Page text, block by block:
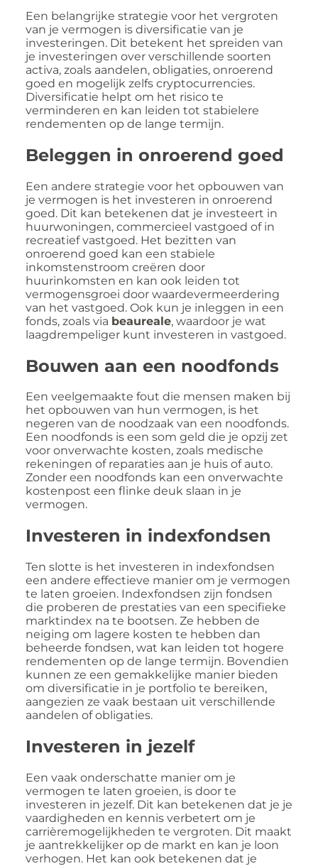
Een belangrijke strategie voor het vergroten
van je vermogen is diversificatie van je
investeringen. Dit betekent het spreiden van
je investeringen over verschillende soorten
activa, zoals aandelen, obligaties, onroerend
goed en mogelijk zelfs cryptocurrencies.
Diversificatie helpt om het risico te
verminderen en kan leiden tot stabielere
rendementen op de lange termijn.
Beleggen in onroerend goed
Een andere strategie voor het opbouwen van
je vermogen is het investeren in onroerend
goed. Dit kan betekenen dat je investeert in
huurwoningen, commercieel vastgoed of in
recreatief vastgoed. Het bezitten van
onroerend goed kan een stabiele
inkomstenstroom creëren door
huurinkomsten en kan ook leiden tot
vermogensgroei door waardevermeerdering
van het vastgoed. Ook kun je inleggen in een
fonds, zoals via beaureale, waardoor je wat
laagdrempeliger kunt investeren in vastgoed.
Bouwen aan een noodfonds
Een veelgemaakte fout die mensen maken bij
het opbouwen van hun vermogen, is het
negeren van de noodzaak van een noodfonds.
Een noodfonds is een som geld die je opzij zet
voor onverwachte kosten, zoals medische
rekeningen of reparaties aan je huis of auto.
Zonder een noodfonds kan een onverwachte
kostenpost een flinke deuk slaan in je
vermogen.
Investeren in indexfondsen
Ten slotte is het investeren in indexfondsen
een andere effectieve manier om je vermogen
te laten groeien. Indexfondsen zijn fondsen
die proberen de prestaties van een specifieke
marktindex na te bootsen. Ze hebben de
neiging om lagere kosten te hebben dan
beheerde fondsen, wat kan leiden tot hogere
rendementen op de lange termijn. Bovendien
kunnen ze een gemakkelijke manier bieden
om diversificatie in je portfolio te bereiken,
aangezien ze vaak bestaan uit verschillende
aandelen of obligaties.
Investeren in jezelf
Een vaak onderschatte manier om je
vermogen te laten groeien, is door te
investeren in jezelf. Dit kan betekenen dat je je
vaardigheden en kennis verbetert om je
carrièremogelijkheden te vergroten. Dit maakt
je aantrekkelijker op de markt en kan je loon
verhogen. Het kan ook betekenen dat je